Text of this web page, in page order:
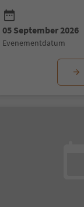
05 September 2026
evenementdatum